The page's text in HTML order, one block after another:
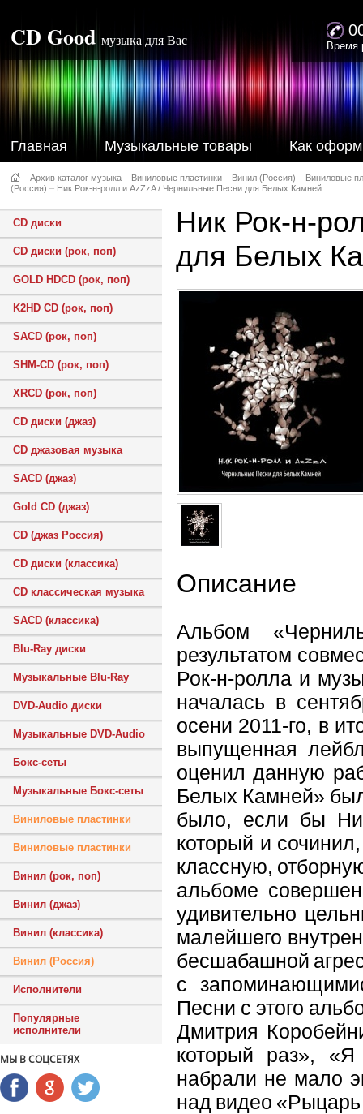
CD Good музыка для Вас Время
Главная Музыкальные товары Как
– Архив каталог музыка – Виниловые пластинки – Винил (Россия) – Виниловые
(Россия) – Ник Рок-н-ролл и AzZzA / Чернильные Песни для Белых Камней
CD диски
CD диски (рок, поп)
GOLD HDCD (рок, поп)
K2HD CD (рок, поп)
SACD (рок, поп)
SHM-CD (рок, поп)
XRCD (рок, поп)
CD диски (джаз)
CD джазовая музыка
SACD (джаз)
Gold CD (джаз)
CD (джаз Россия)
CD диски (классика)
CD классическая музыка
SACD (классика)
Blu-Ray диски
Музыкальные Blu-Ray
DVD-Audio диски
Музыкальные DVD-Audio
Бокс-сеты
Музыкальные Бокс-сеты
Виниловые пластинки
Виниловые пластинки
Винил (рок, поп)
Винил (джаз)
Винил (классика)
Винил (Россия)
Исполнители
Популярные
исполнители
МЫ В СОЦСЕТЯХ
Ник Рок-н-
для Белых
Описание
Альбом
результатом
Рок-н-ролла и
началась в
осени 2011-го, в
выпущенная
оценил данную
Белых Камней»
было, если бы
который и
классную,
альбоме
удивительно
малейшего
бесшабашной
с
Песни с этого
Дмитрия
который раз», «Я
набрали не мало
над видео